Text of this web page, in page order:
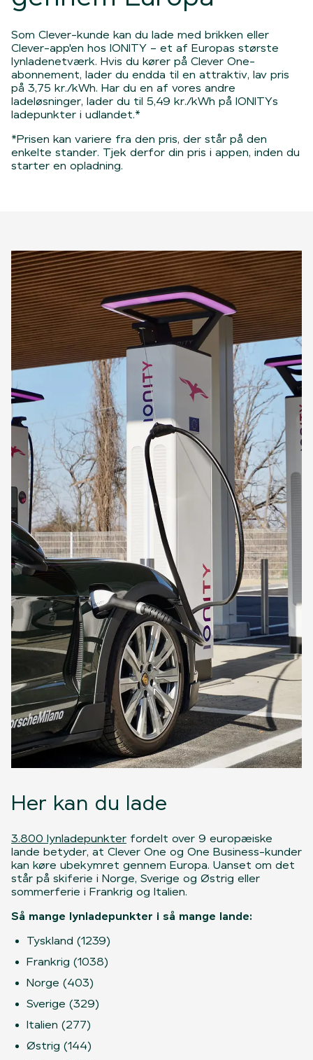
Som Clever-kunde kan du lade med brikken eller
Clever-app'en hos IONITY – et af Europas største
lynladenetværk. Hvis du kører på Clever One-
abonnement, lader du endda til en attraktiv, lav pris
på 3,75 kr./kWh. Har du en af vores andre
ladeløsninger, lader du til 5,49 kr./kWh på IONITYs
ladepunkter i udlandet.*
*Prisen kan variere fra den pris, der står på den
enkelte stander. Tjek derfor din pris i appen, inden du
starter en opladning.
Her kan du lade
3.800 lynladepunkter fordelt over 9 europæiske
lande betyder, at Clever One og One Business-kunder
kan køre ubekymret gennem Europa. Uanset om det
står på skiferie i Norge, Sverige og Østrig eller
sommerferie i Frankrig og Italien.
Så mange lynladepunkter i så mange lande:
Tyskland (1239)
Frankrig (1038)
Norge (403)
Sverige (329)
Italien (277)
Østrig (144)